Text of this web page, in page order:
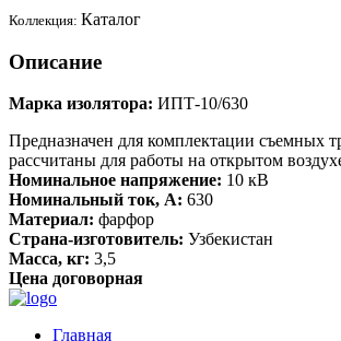
Коллекция: Каталог
Описание
Марка изолятора: ИПТ-10/630
Предназначен для комплектации съемных
рассчитаны для работы на открытом
Номинальное напряжение: 10 кВ
Номинальный ток, А: 630
Материал: фарфор
Страна-изготовитель: Узбекистан
Масса, кг: 3,5
Цена договорная
Главная